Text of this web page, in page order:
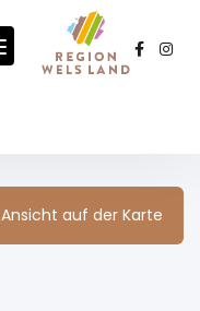
Ansicht auf der Karte